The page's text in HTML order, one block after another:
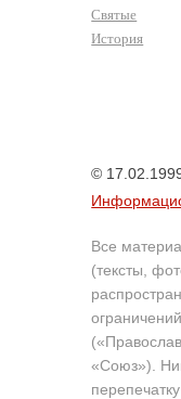
Святые
История
©
Все
(тексты,
«Союз»).